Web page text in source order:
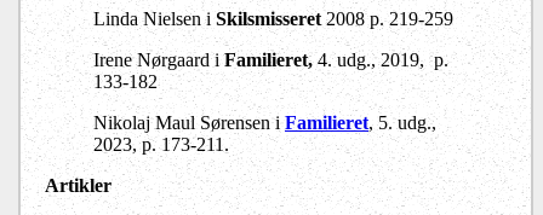
Linda Nielsen i Skilsmisseret 2008 p. 219-259
Irene Nørgaard iFamilieret,4. udg., 2019, p.
133-182
Nikolaj Maul Sørenseni Familieret, 5. udg.,
2023, p. 173-211.
Artikler